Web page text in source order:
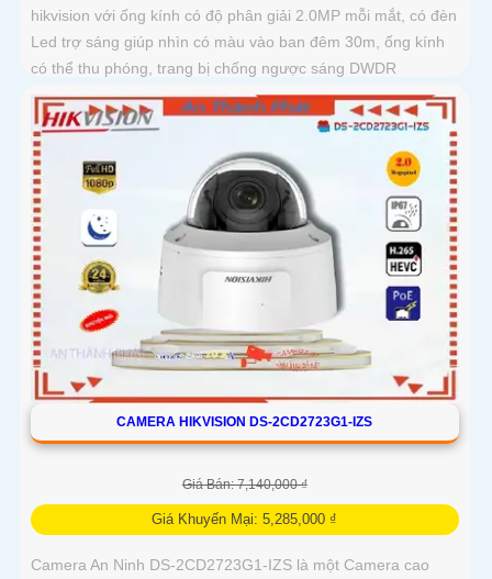
hikvision với ống kính có độ phân giải 2.0MP mỗi mắt, có đèn
Led trợ sáng giúp nhìn có màu vào ban đêm 30m, ống kính
có thể thu phóng, trang bị chống ngược sáng DWDR
CAMERA HIKVISION DS-2CD2723G1-IZS
Giá Bán: 7,140,000 ₫
Giá Khuyến Mại: 5,285,000 ₫
Camera An Ninh DS-2CD2723G1-IZS là một Camera cao